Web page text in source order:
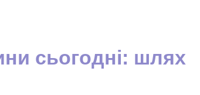
сьогодні: шлях